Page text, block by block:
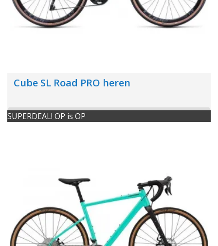
Cube SL Road PRO heren
SUPERDEAL! OP is OP